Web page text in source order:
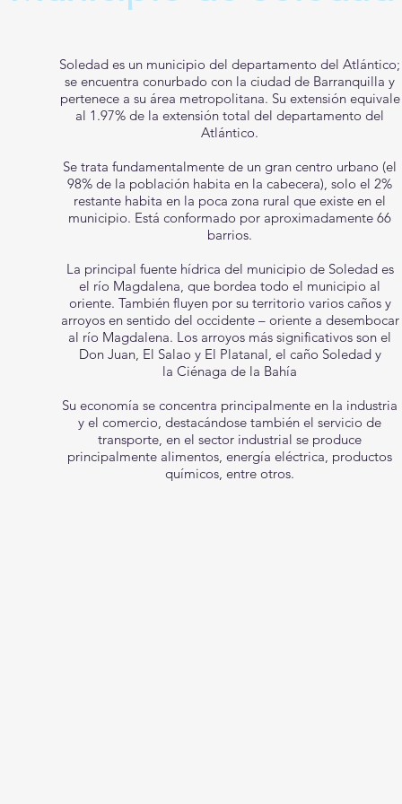
Get a Free
7 Day Pass
Soledad es un municipio del departamento del Atlántico;
se encuentra conurbado con la ciudad de Barranquilla y
pertenece a su área metropolitana. Su extensión equivale
al 1.97% de la extensión total del departamento del
Atlántico.
Se trata fundamentalmente de un gran centro urbano (el
98% de la población habita en la cabecera), solo el 2%
restante habita en la poca zona rural que existe en el
municipio. Está conformado por aproximadamente 66
barrios.
La principal fuente hídrica del municipio de Soledad es
el río Magdalena, que bordea todo el municipio al
oriente. También fluyen por su territorio varios caños y
arroyos en sentido del occidente – oriente a desembocar
al río Magdalena. Los arroyos más significativos son el
Don Juan, El Salao y El Platanal, el caño Soledad y
la Ciénaga de la Bahía
Su economía se concentra principalmente en la industria
y el comercio, destacándose también el servicio de
transporte, en el sector industrial se produce
principalmente alimentos, energía eléctrica, productos
químicos, entre otros.